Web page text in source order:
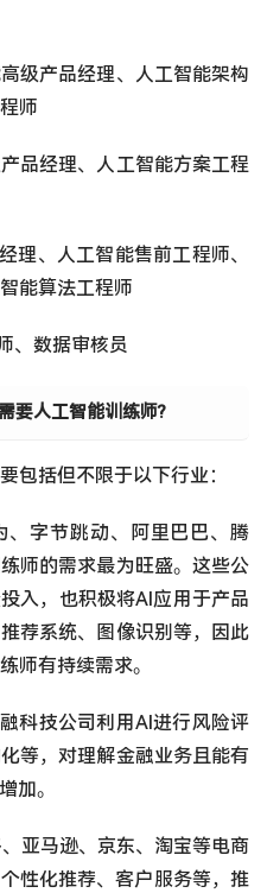
级产品经理、人工智能架构
师
品经理、人工智能方案工程
理、人工智能售前工程师、
能算法工程师
、数据审核员
要人工智能训练师?
包括但不限于以下行业：
、字节跳动、阿里巴巴、腾
师的需求最为旺盛。这些公
入，也积极将AI应用于产品
荐系统、图像识别等，因此
师有持续需求。
科技公司利用AI进行风险评
等，对理解金融业务且能有
加。
亚马逊、京东、淘宝等电商
性化推荐、客户服务等，推